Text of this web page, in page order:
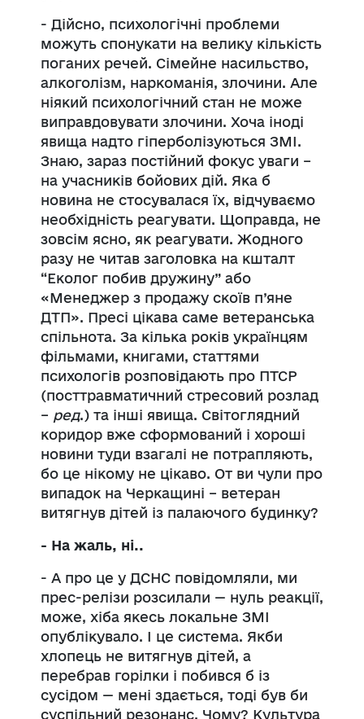
- Дійсно, психологічні проблеми
можуть спонукати на велику кількість
поганих речей. Сімейне насильство,
алкоголізм, наркоманія, злочини. Але
ніякий психологічний стан не може
виправдовувати злочини. Хоча іноді
явища надто гіперболізуються ЗМІ.
Знаю, зараз постійний фокус уваги –
на учасників бойових дій. Яка б
новина не стосувалася їх, відчуваємо
необхідність реагувати. Щоправда, не
зовсім ясно, як реагувати. Жодного
разу не читав заголовка на кшталт
“Еколог побив дружину” або
«Менеджер з продажу скоїв п’яне
ДТП». Пресі цікава саме ветеранська
спільнота. За кілька років українцям
фільмами, книгами, статтями
психологів розповідають про ПТСР
(посттравматичний стресовий розлад
– ред.) та інші явища. Світоглядний
коридор вже сформований і хороші
новини туди взагалі не потрапляють,
бо це нікому не цікаво. От ви чули про
випадок на Черкащині – ветеран
витягнув дітей із палаючого будинку?
- На жаль, ні..
- А про це у ДСНС повідомляли, ми
прес-релізи розсилали — нуль реакції,
може, хіба якесь локальне ЗМІ
опублікувало. І це система. Якби
хлопець не витягнув дітей, а
перебрав горілки і побився б із
сусідом — мені здається, тоді був би
суспільний резонанс. Чому? Культура